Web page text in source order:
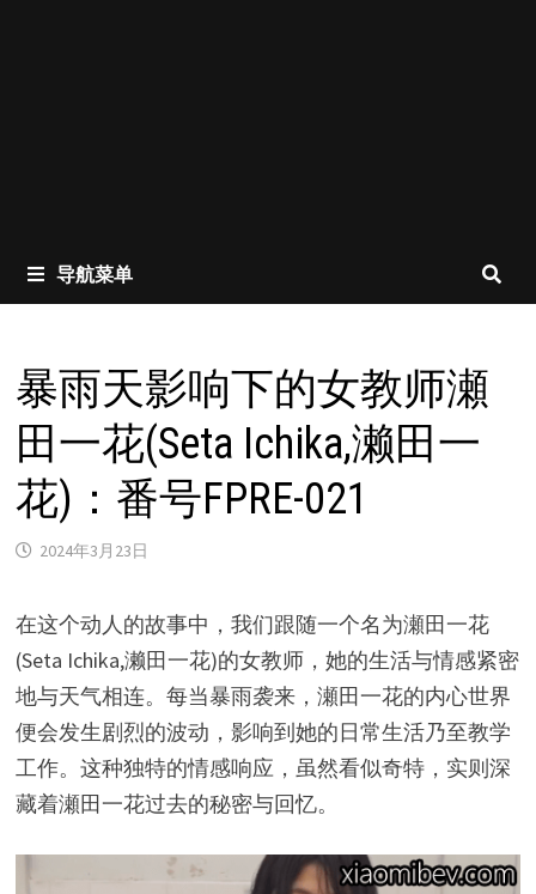
导航菜单
暴雨天影响下的女教师瀬
田一花(Seta Ichika,濑田一
花)：番号FPRE-021
2024年3月23日
在这个动人的故事中，我们跟随一个名为瀬田一花
(Seta Ichika,濑田一花)的女教师，她的生活与情感紧密
地与天气相连。每当暴雨袭来，瀬田一花的内心世界
便会发生剧烈的波动，影响到她的日常生活乃至教学
工作。这种独特的情感响应，虽然看似奇特，实则深
藏着瀬田一花过去的秘密与回忆。